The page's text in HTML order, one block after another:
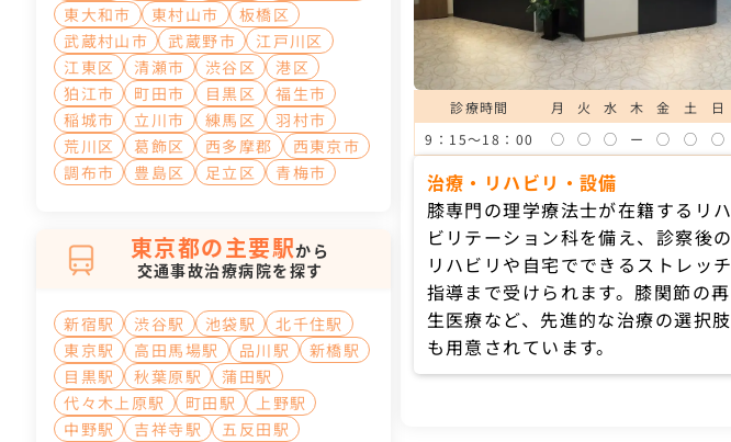
診療時間 月 火 水 木 金 土 日
9：15〜18：00
◯ ◯ ◯ ー ◯ ◯ ◯
治療・リハビリ・設備
膝専門の理学療法士が在籍するリハ
ビリテーション科を備え、診察後の
リハビリや自宅でできるストレッチ
指導まで受けられます。膝関節の再
生医療など、先進的な治療の選択肢
も用意されています。
東大和市
東村山市
板橋区
武蔵村山市
武蔵野市
江戸川区
江東区
清瀬市 渋谷区
港区
狛江市
町田市 目黒区
福生市
稲城市
立川市 練馬区
羽村市
荒川区
葛飾区 西多摩郡
西東京市
調布市
豊島区 足立区 青梅市
東京都の主要駅から
交通事故治療病院を探す
新宿駅 渋谷駅 池袋駅
北千住駅
東京駅
高田馬場駅 品川駅
新橋駅
目黒駅
秋葉原駅
蒲田駅
代々木上原駅
町田駅
上野駅
中野駅
吉祥寺駅
五反田駅